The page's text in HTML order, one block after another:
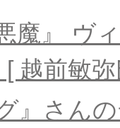
魔』 ヴ
[ 越前敏
』さん